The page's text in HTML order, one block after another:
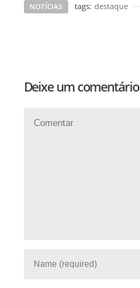
NOTÍCIAS tags: destaque
Deixe um comentário